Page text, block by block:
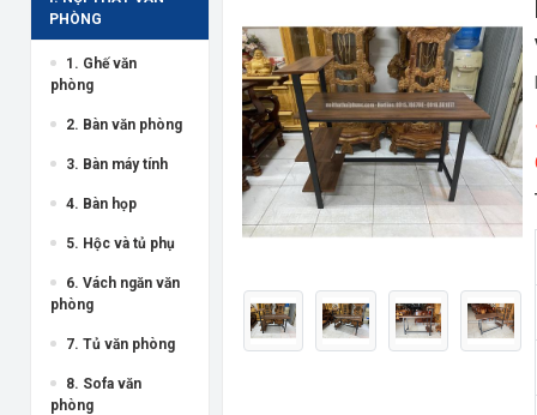
PHÒNG
1. Ghế văn
phòng
2. Bàn văn phòng
3. Bàn máy tính
4. Bàn họp
5. Hộc và tủ phụ
6. Vách ngăn văn
phòng
7. Tủ văn phòng
8. Sofa văn
phòng